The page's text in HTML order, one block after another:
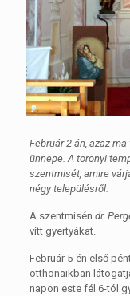
Február 2-án, azaz
ünnepe. A toronyi
szentmisét, amire
négy településről.
A szentmisén dr.
vitt gyertyákat.
Február 5-én első
otthonaikban
napon este fél 6-tól